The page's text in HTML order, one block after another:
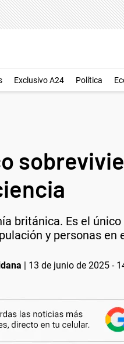
Exclusivo A24 Política
británica. Es el
y personas
| 13 de junio de 2025 -